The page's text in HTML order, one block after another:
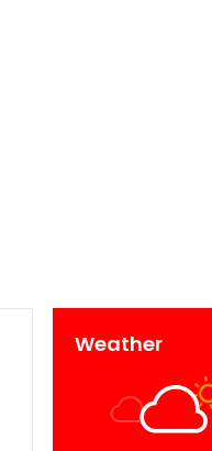
Weather